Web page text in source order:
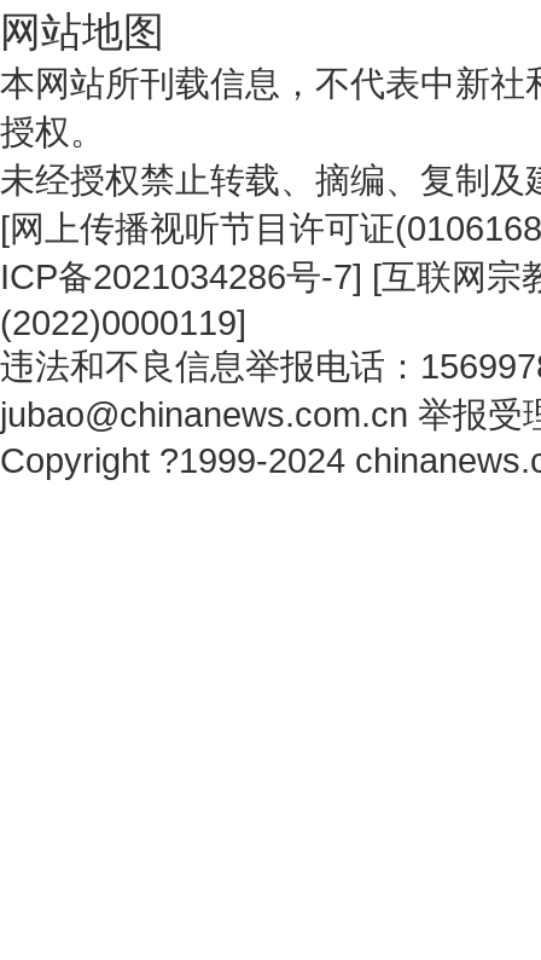
网站地图
本网站所刊载信息，不代表中新
授权。
未经授权禁止转载、摘编、复制
[网上传播视听节目许可证
ICP备2021034286号-7] [互联网宗
(2022)0000119]
违法和不良信息举报电话：
jubao@chinanews.com.cn 举报受
Copyright ?1999-2024